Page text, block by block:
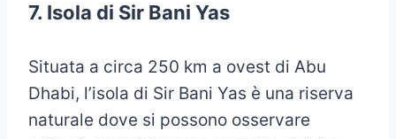
7. Isola di Sir Bani Yas
Situata a circa 250 km a ovest di Abu
Dhabi, l’isola di Sir Bani Yas è una riserva
naturale dove si possono osservare